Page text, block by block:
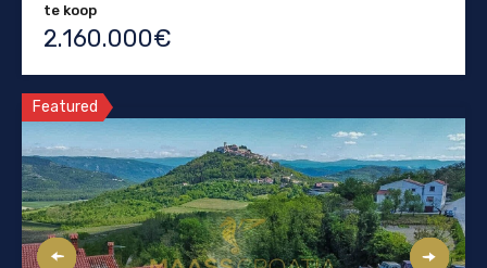
te koop
2.160.000€
Featured